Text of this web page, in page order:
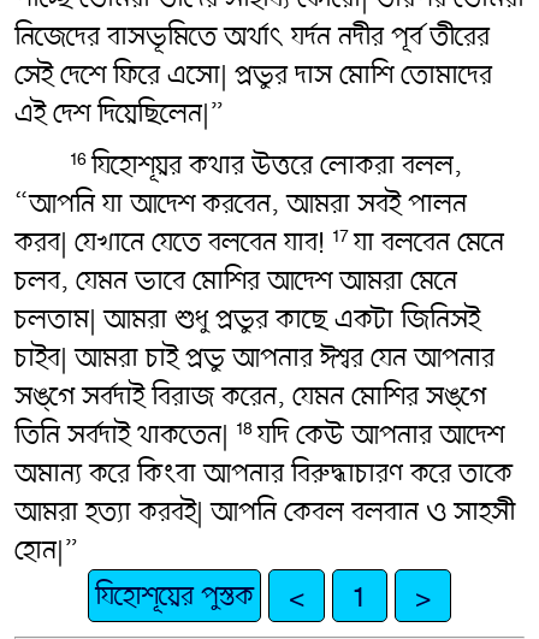
নিজেদের বাসভূমিতে অর্থাৎ‌ যর্দন নদীর পূর্ব তীরের
সেই দেশে ফিরে এসো| প্রভুর দাস মোশি তোমাদের
এই দেশ দিয়েছিলেন|”
16যিহোশূয়র কথার উত্তরে লোকরা বলল,
“আপনি যা আদেশ করবেন, আমরা সবই পালন
করব| যেখানে যেতে বলবেন যাব! 17যা বলবেন মেনে
চলব, যেমন ভাবে মোশির আদেশ আমরা মেনে
চলতাম| আমরা শুধু প্রভুর কাছে একটা জিনিসই
চাইব| আমরা চাই প্রভু আপনার ঈশ্বর যেন আপনার
সঙ্গে সর্বদাই বিরাজ করেন, যেমন মোশির সঙ্গে
তিনি সর্বদাই থাকতেন| 18যদি কেউ আপনার আদেশ
অমান্য করে কিংবা আপনার বিরুদ্ধাচারণ করে তাকে
আমরা হত্যা করবই| আপনি কেবল বলবান ও সাহসী
হোন|”
যিহোশূয়ের পুস্তক
< 1 >